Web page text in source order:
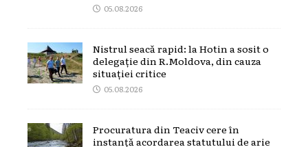
05.08.2026
Nistrul seacă rapid: la Hotin a sosit o
delegație din R.Moldova, din cauza
situației critice
05.08.2026
Procuratura din Teaciv cere în
instanță acordarea statutului de arie